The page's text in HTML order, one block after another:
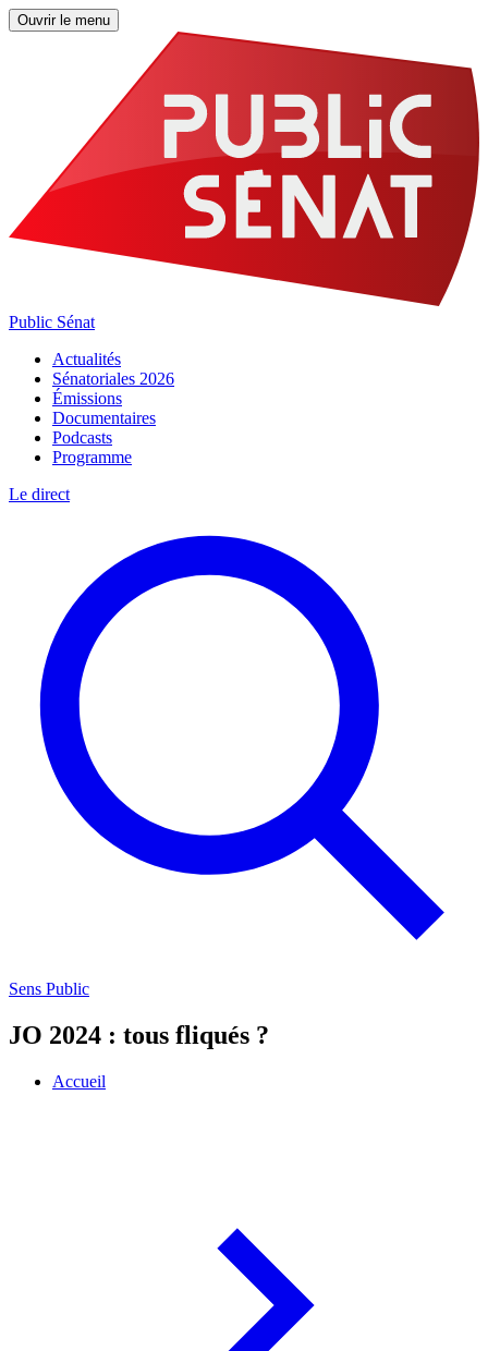
Ouvrir le menu
Public Sénat
Actualités
Sénatoriales 2026
Émissions
Documentaires
Podcasts
Programme
Le direct
Sens Public
JO 2024 : tous fliqués ?
Accueil